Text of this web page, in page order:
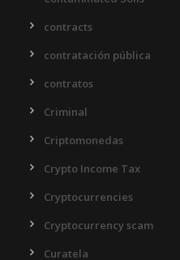
contracts
contratación pública
contratos
Criminal
Criptomonedas
Crypto Income Tax
Cryptocurrencies
Cryptocurrency scam
Curatela